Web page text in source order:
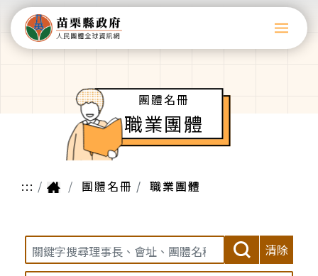
團體名冊
職業團體
::: 團體名冊 職業團體
清除